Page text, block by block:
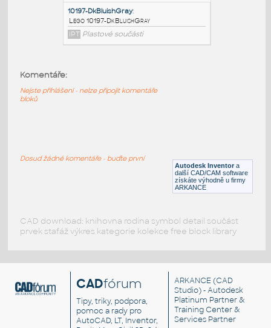
11090-DkBluishGray:
Lego 11090-DkBluishGray
IPT Plastové součásti
Lego 10247-DkBluishGray
Lego 10197-DkBluishGray
Autodesk Inventor a
další CAD/CAM software
získáte výhodně u firmy
ARKANCE
Komentáře:
Nejste přihlášeni - nelze připojit komentáře
bloků
Dosud žádné komentáře - buďte první
CAD download: knihovna rodina symbol detail součást
prvek stafáž výkres kategorie kolekce free block library
CADfórum
Tipy, triky, podpora,
pomoc a rady pro
AutoCAD, LT, Inventor,
ARKANCE (CAD
Studio) - Autodesk
Platinum Partner &
Training Center &
Services Partner